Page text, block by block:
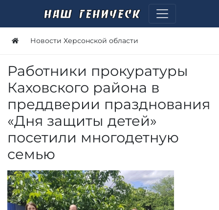
Новости Херсонской области
Работники прокуратуры
Каховского района в
преддверии празднования
«Дня защиты детей»
посетили многодетную
семью